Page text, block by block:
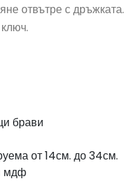
отвътре с дръжката.
брави
от 14см. до 34см.
мдф